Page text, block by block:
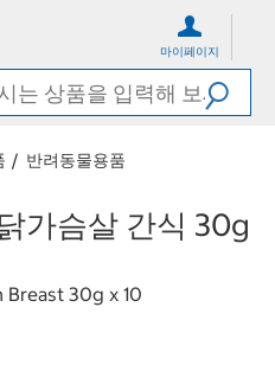
마이페이지
반려동물용품
가슴살 간식 30g
Breast 30g x 10